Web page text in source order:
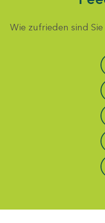
Wie zufrieden sind